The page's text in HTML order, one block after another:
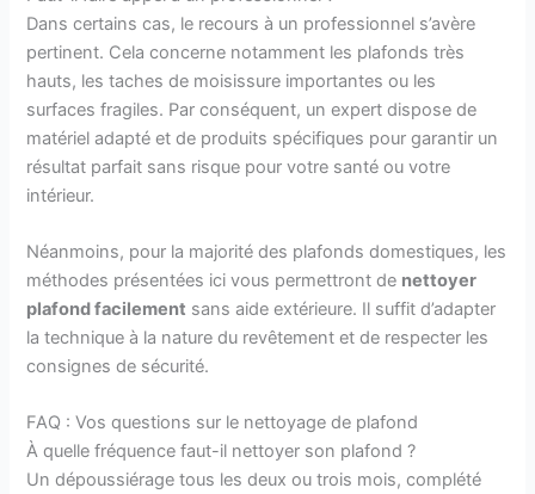
Dans certains cas, le recours à un professionnel s’avère
pertinent. Cela concerne notamment les plafonds très
hauts, les taches de moisissure importantes ou les
surfaces fragiles. Par conséquent, un expert dispose de
matériel adapté et de produits spécifiques pour garantir un
résultat parfait sans risque pour votre santé ou votre
intérieur.
Néanmoins, pour la majorité des plafonds domestiques, les
méthodes présentées ici vous permettront de nettoyer
plafond facilement sans aide extérieure. Il suffit d’adapter
la technique à la nature du revêtement et de respecter les
consignes de sécurité.
FAQ : Vos questions sur le nettoyage de plafond
À quelle fréquence faut-il nettoyer son plafond ?
Un dépoussiérage tous les deux ou trois mois, complété